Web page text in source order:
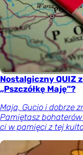
Nostalgiczny QUIZ
„Pszczółkę Maję”?
Maja, Gucio i dobrze
Pamiętasz
ci w pamięci z tej